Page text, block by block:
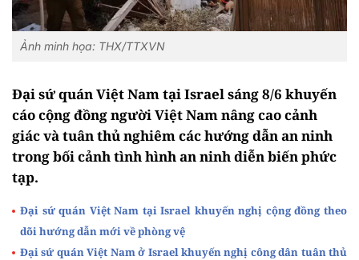
Ảnh minh họa: THX/TTXVN
Đại sứ quán Việt Nam tại Israel sáng 8/6 khuyến
cáo cộng đồng người Việt Nam nâng cao cảnh
giác và tuân thủ nghiêm các hướng dẫn an ninh
trong bối cảnh tình hình an ninh diễn biến phức
tạp.
Đại sứ quán Việt Nam tại Israel khuyến nghị cộng đồng theo
dõi hướng dẫn mới về phòng vệ
Đại sứ quán Việt Nam ở Israel khuyến nghị công dân tuân thủ